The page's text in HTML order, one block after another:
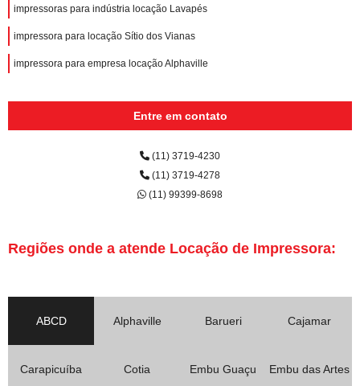
impressoras para indústria locação Lavapés
impressora para locação Sítio dos Vianas
impressora para empresa locação Alphaville
Entre em contato
(11) 3719-4230
(11) 3719-4278
(11) 99399-8698
Regiões onde a atende Locação de Impressora:
ABCD Alphaville Barueri Cajamar
Carapicuíba Cotia Embu Guaçu Embu das Artes